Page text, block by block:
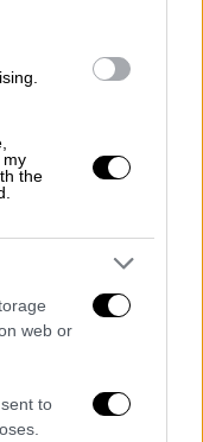
my
the
web or
to
ότι το
«σε μια
αδενοϊός να
αυτόν τον
ο
κορoνοϊός
το
τρόπο ώστε
κοινό ιό να